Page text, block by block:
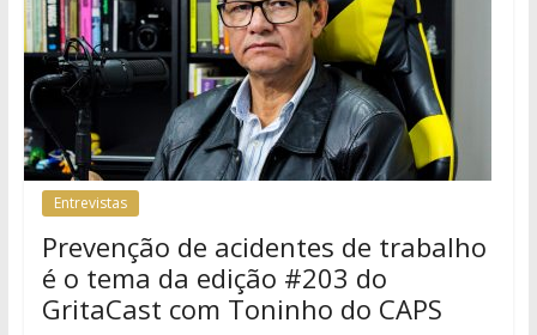
Entrevistas
Prevenção de acidentes de trabalho
é o tema da edição #203 do
GritaCast com Toninho do CAPS